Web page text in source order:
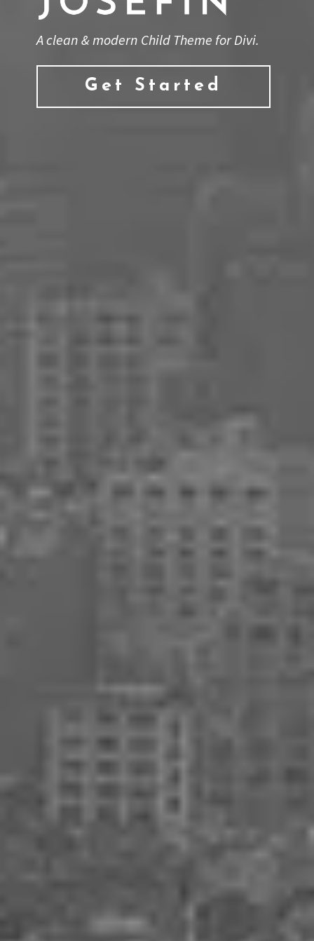
A clean & modern Child Theme for Divi.
Get Started